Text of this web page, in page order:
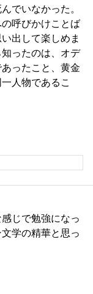
でいなかった。
呼びかけことば
出して楽しめま
ったのは、オデ
ったこと、黄金
人物であるこ
じで勉強になっ
学の精華と思っ